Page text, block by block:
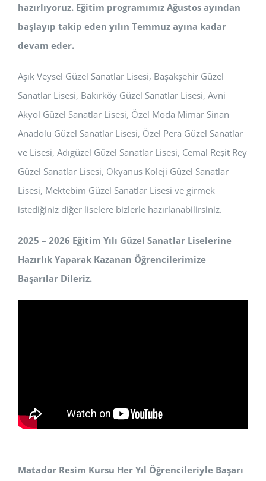
hazırlıyoruz. Eğitim programımız Ağustos ayından
başlayıp takip eden yılın Temmuz ayına kadar
devam eder.
Aşık Veysel Güzel Sanatlar Lisesi, Başakşehir Güzel
Sanatlar Lisesi, Bakırköy Güzel Sanatlar Lisesi, Avni
Akyol Güzel Sanatlar Lisesi, Özel Moda Mimar Sinan
Anadolu Güzel Sanatlar Lisesi, Özel Pera Güzel Sanatlar
ve Lisesi, Adıgüzel Güzel Sanatlar Lisesi, Cemal Reşit Rey
Güzel Sanatlar Lisesi, Okyanus Koleji Güzel Sanatlar
Lisesi, Mektebim Güzel Sanatlar Lisesi ve girmek
istediğiniz diğer liselere bizlerle hazırlanabilirsiniz.
2025 – 2026 Eğitim Yılı Güzel Sanatlar Liselerine
Hazırlık Yaparak Kazanan Öğrencilerimize
Başarılar Dileriz.
Matador Resim Kursu Her Yıl Öğrencileriyle Başarı